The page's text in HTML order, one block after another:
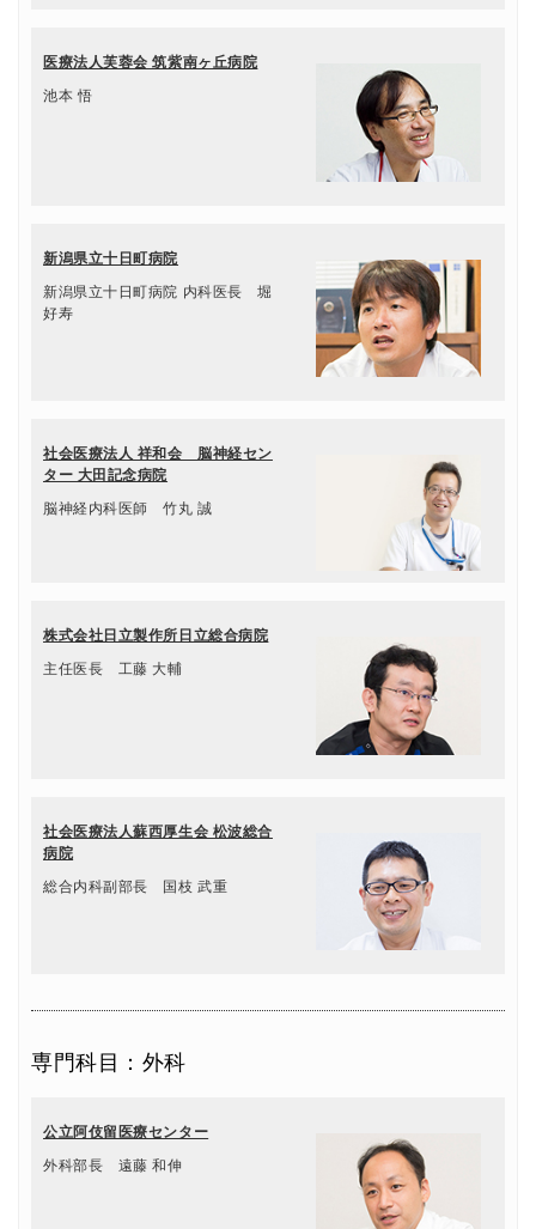
医療法人芙蓉会 筑紫南ヶ丘病院
池本 悟
新潟県立十日町病院
新潟県立十日町病院 内科医長 堀
好寿
社会医療法人 祥和会 脳神経セン
ター 大田記念病院
脳神経内科医師 竹丸 誠
株式会社日立製作所日立総合病院
主任医長 工藤 大輔
社会医療法人蘇西厚生会 松波総合
病院
総合内科副部長 国枝 武重
専門科目：外科
公立阿伎留医療センター
外科部長 遠藤 和伸